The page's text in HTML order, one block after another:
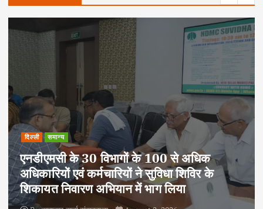
दिल्ली राष्ट्रीय समान्य
आजादी के 79 वर्ष पूर्ण होने पर एनसीसी ने निकाली
साइक्लोथॉन-2026, फिटनेस और पर्यावरण संरक्षण
का दिया संदेश